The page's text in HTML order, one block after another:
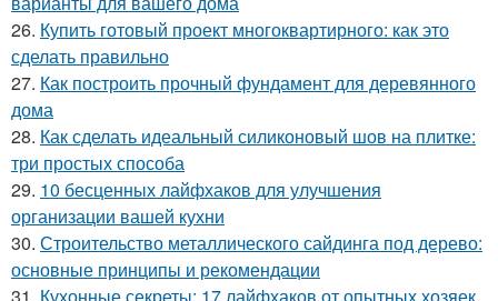
26. Купить готовый проект многоквартирного: как это
сделать правильно
27. Как построить прочный фундамент для деревянного
дома
28. Как сделать идеальный силиконовый шов на плитке:
три простых способа
29. 10 бесценных лайфхаков для улучшения
организации вашей кухни
30. Строительство металлического сайдинга под дерево:
основные принципы и рекомендации